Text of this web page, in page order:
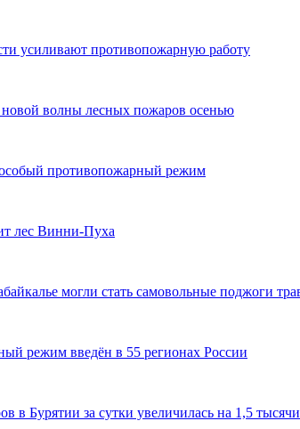
усиливают противопожарную работу
новой волны лесных пожаров осенью
противопожарный режим
лес Винни-Пуха
могли стать самовольные поджоги
режим введён в 55 регионах России
в Бурятии за сутки увеличилась на 1,5 тысячи